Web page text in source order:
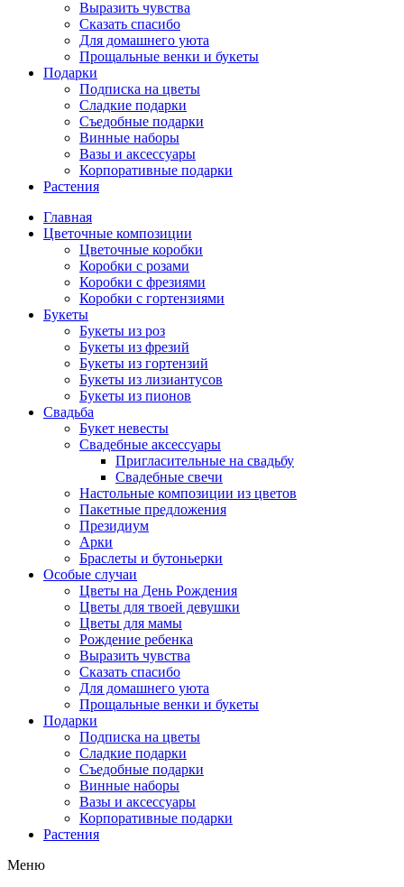
Выразить чувства
Сказать спасибо
Для домашнего уюта
Прощальные венки и букеты
Подарки
Подписка на цветы
Сладкие подарки
Съедобные подарки
Винные наборы
Вазы и аксессуары
Корпоративные подарки
Растения
Главная
Цветочные композиции
Цветочные коробки
Коробки с розами
Коробки с фрезиями
Коробки с гортензиями
Букеты
Букеты из роз
Букеты из фрезий
Букеты из гортензий
Букеты из лизиантусов
Букеты из пионов
Свадьба
Букет невесты
Свадебные аксессуары
Пригласительные на свадьбу
Свадебные свечи
Настольные композиции из цветов
Пакетные предложения
Президиум
Арки
Браслеты и бутоньерки
Особые случаи
Цветы на День Рождения
Цветы для твоей девушки
Цветы для мамы
Рождение ребенка
Выразить чувства
Сказать спасибо
Для домашнего уюта
Прощальные венки и букеты
Подарки
Подписка на цветы
Сладкие подарки
Съедобные подарки
Винные наборы
Вазы и аксессуары
Корпоративные подарки
Растения
Меню